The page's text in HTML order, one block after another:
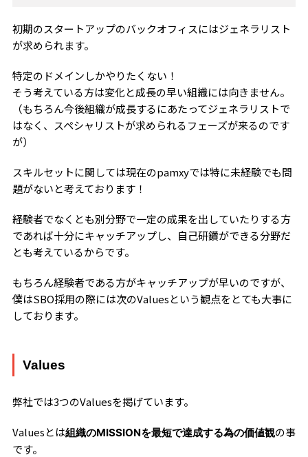
初期のスタートアップのバックオフィスにはジェネラリスト
が求められます。
特定のドメインしかやりたくない！
そう考えている方は変化と成長の早い組織には向きません。
（もちろん今後組織が成長するにあたってジェネラリストで
はなく、スペシャリストが求められるフェーズが来るのです
が）
スキルセットに関しては現在のpamxyでは特に未経験でも問
題がないと考えております！
経験者でなくとも別分野で一定の成果を出していたりする方
であれば十分にキャッチアップし、自己研鑽ができる分野だ
とも考えているからです。
もちろん経験者である方がキャッチアップが早いのですが、
僕はSBO採用の際には次のValuesという観点をとても大事に
しております。
Values
弊社では3つのValuesを掲げています。
Valuesとは組織のMISSIONを最短で達成する為の価値観の事
です。